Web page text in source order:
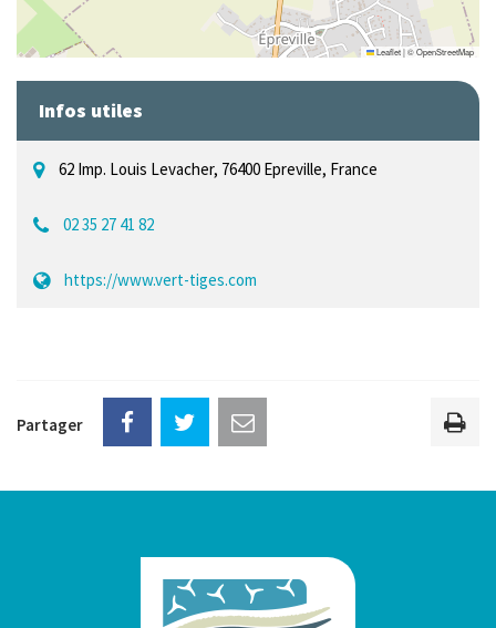
Leaflet|©OpenStreetMap
Infos utiles
62 Imp. Louis Levacher, 76400 Epreville, France
02 35 27 41 82
https://www.vert-tiges.com
Partager